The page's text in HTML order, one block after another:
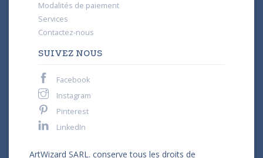
Modalités de paiement
Services
Contactez-nous
SUIVEZ NOUS
Facebook
Instagram
Pinterest
LinkedIn
ArtWizard SARL. conserve tous les droits de